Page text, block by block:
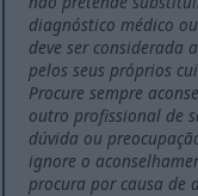
diagnóstico médico
deve ser considerada
pelos seus próprios
Procure sempre
outro profissional de
dúvida ou
ignore o
procura por causa de